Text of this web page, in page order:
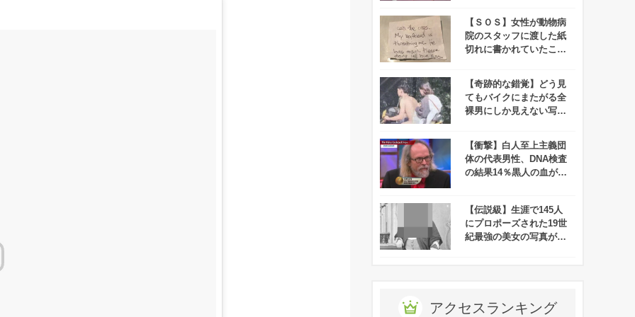
【ＳＯＳ】女性が動物病
院のスタッフに渡した紙
切れに書かれていたこと
【奇跡的な錯覚】どう見
てもバイクにまたがる全
裸男にしか見えない写真
く！
【衝撃】白人至上主義団
体の代表男性、DNA検査
の結果14％黒人の血が混
【伝説級】生涯で145人
にプロポーズされた19世
紀最強の美女の写真が公
アクセスランキング